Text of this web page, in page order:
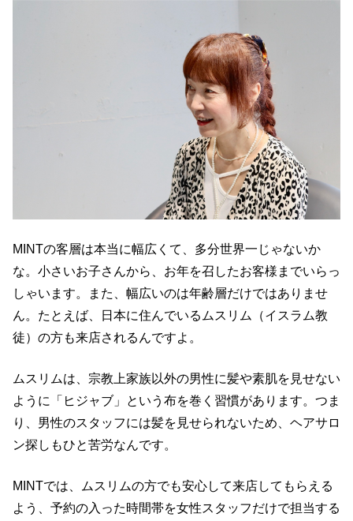
MINTの客層は本当に幅広くて、多分世界一じゃないか
な。小さいお子さんから、お年を召したお客様までいらっ
しゃいます。また、幅広いのは年齢層だけではありませ
ん。たとえば、日本に住んでいるムスリム（イスラム教
徒）の方も来店されるんですよ。
ムスリムは、宗教上家族以外の男性に髪や素肌を見せない
ように「ヒジャブ」という布を巻く習慣があります。つま
り、男性のスタッフには髪を見せられないため、ヘアサロ
ン探しもひと苦労なんです。
MINTでは、ムスリムの方でも安心して来店してもらえる
よう、予約の入った時間帯を女性スタッフだけで担当する